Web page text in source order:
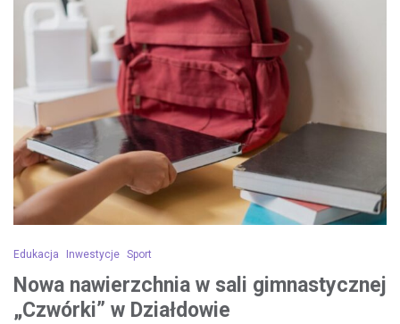
Edukacja Inwestycje Sport
Nowa nawierzchnia w sali gimnastycznej
„Czwórki” w Działdowie